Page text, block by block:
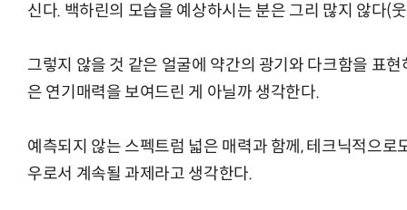
신다. 백하린의 모습을 예상하시는 분은 그리 많지 않다(
그렇지 않을 것 같은 얼굴에 약간의 광기와 다크함을 표
은 연기매력을 보여드린 게 아닐까 생각한다.
예측되지 않는 스펙트럼 넓은 매력과 함께, 테크닉적으
우로서 계속될 과제라고 생각한다.